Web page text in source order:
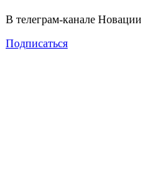
В телеграм-канале Новации
Подписаться